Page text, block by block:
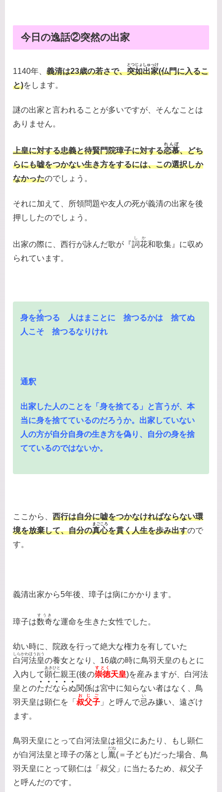
今日の逸話②突然の出家
1140年、 義清は23歳の若さで、突如
とつじょ
出家
しゅっけ
(仏門に入るこ
と)をします。
謎の出家と言われることが多いですが、そんなことは
ありません。
上皇に対する忠義と待賢門院璋子に対する恋慕
れんぼ
、どち
らにも嘘をつかない生き方をするには、この選択しか
なかったのでしょう。
それに加えて、所領問題や友人の死が義清の出家を後
押ししたのでしょう。
出家の際に、西行が詠んだ歌が『詞花
しか
和歌集』に収め
られています。
身を捨
す
つる 人はまことに 捨つるかは 捨てぬ
人こそ 捨つるなりけれ
通釈
出家した人のことを「身を捨てる」と言うが、本
当に身を捨てているのだろうか。出家していない
人の方が自分自身の生き方を偽り、自分の身を捨
てているのではないか。
ここから、 西行は自分に嘘をつかなければならない環
境を放棄して、自分の真心
まごころ
を貫く人生を歩み出すので
す。
義清出家から5年後、璋子は病にかかります。
璋子は数奇
すうき
な運命を生きた女性でした。
幼い時に、院政を行って絶大な権力を有していた
白河法皇
しらかわほうおう
の養女となり、16歳の時に鳥羽天皇のもとに
入内して顕仁
あきひと
親王(後の崇徳
すとく
天皇)を産みますが、白河法
皇とのただならぬ
●●●●●
関係は宮中に知らない者はなく、鳥
羽天皇は顕仁を「 叔父子
おじご
」と呼んで忌
い
み嫌い、遠ざけ
ます。
鳥羽天皇にとって白河法皇は祖父にあたり、もし顕仁
が白河法皇と璋子の落とし 胤
だね
(＝子ども)だった場合、鳥
羽天皇にとって顕仁は「叔父」に当たるため、叔父子
と呼んだのです。